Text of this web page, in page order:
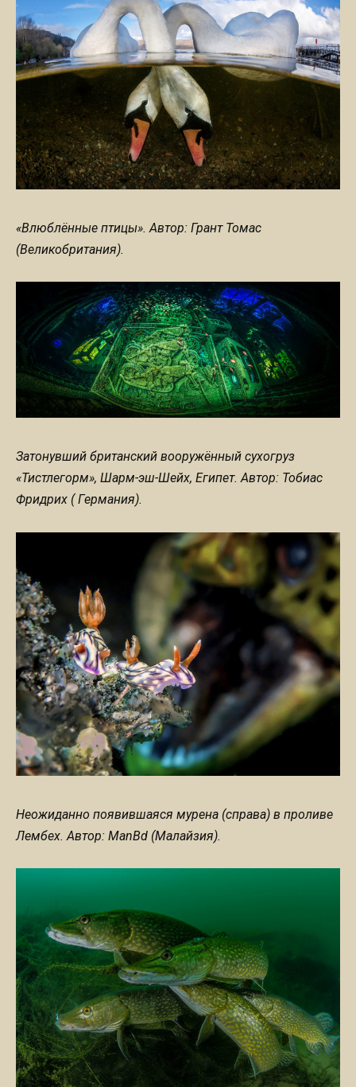
«Влюблённые птицы». Автор: Грант Томас
(Великобритания).
Затонувший британский вооружённый сухогруз
«Тистлегорм», Шарм-эш-Шейх, Египет. Автор: Тобиас
Фридрих ( Германия).
Неожиданно появившаяся мурена (справа) в проливе
Лембех. Автор: ManBd (Малайзия).